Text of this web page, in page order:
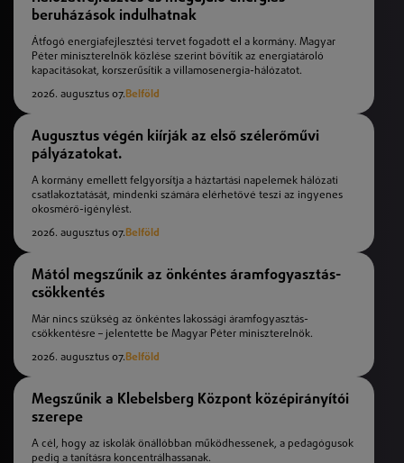
beruházások indulhatnak
Átfogó energiafejlesztési tervet fogadott el a kormány. Magyar
Péter miniszterelnök közlése szerint bővítik az energiatároló
kapacitásokat, korszerűsítik a villamosenergia-hálózatot.
2026. augusztus 07.Belföld
Augusztus végén kiírják az első szélerőművi
pályázatokat.
A kormány emellett felgyorsítja a háztartási napelemek hálózati
csatlakoztatását, mindenki számára elérhetővé teszi az ingyenes
okosmérő-igénylést.
2026. augusztus 07.Belföld
Mától megszűnik az önkéntes áramfogyasztás-
csökkentés
Már nincs szükség az önkéntes lakossági áramfogyasztás-
csökkentésre – jelentette be Magyar Péter miniszterelnök.
2026. augusztus 07.Belföld
Megszűnik a Klebelsberg Központ középirányítói
szerepe
A cél, hogy az iskolák önállóbban működhessenek, a pedagógusok
pedig a tanításra koncentrálhassanak.